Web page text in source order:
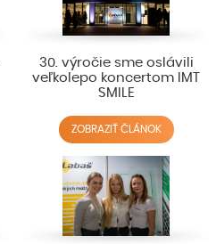
30. výročie sme oslávili
veľkolepo koncertom IMT
SMILE
ZOBRAZIŤ ČLÁNOK